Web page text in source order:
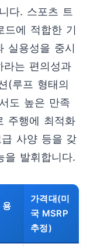
다. 스포츠 트
드에 적합한 기
실용성을 중시
라는 편의성과
(루프 형태의
도 높은 만족
주행에 최적화
사양 등을 갖
을 발휘합니다.
용
가격대(미
국 MSRP
추정)